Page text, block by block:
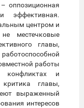
оппозиционная
эффективная.
центром и
местечковые
главы,
работы
и
главы,
выраженный
интересов